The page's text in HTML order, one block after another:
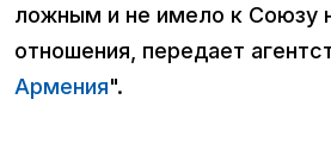
ложным и не имело к Союзу
отношения, передает
Армения".